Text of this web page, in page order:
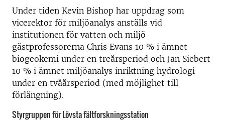
Under tiden Kevin Bishop har uppdrag som
vicerektor för miljöanalys anställs vid
institutionen för vatten och miljö
gästprofessorerna Chris Evans 10 % i ämnet
biogeokemi under en treårsperiod och Jan Siebert
10 % i ämnet miljöanalys inriktning hydrologi
under en tvåårsperiod (med möjlighet till
förlängning).
Styrgruppen för Lövsta fältforskningsstation